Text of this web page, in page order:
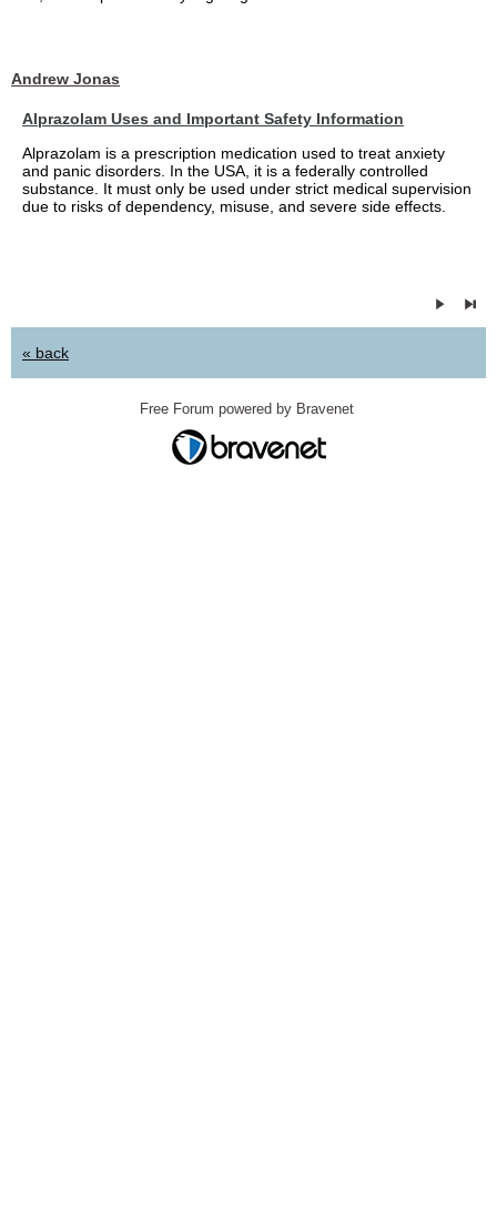
Andrew Jonas
Alprazolam Uses and Important Safety Information
Alprazolam is a prescription medication used to treat anxiety
and panic disorders. In the USA, it is a federally controlled
substance. It must only be used under strict medical supervision
due to risks of dependency, misuse, and severe side effects.
« back
Free Forum powered by Bravenet